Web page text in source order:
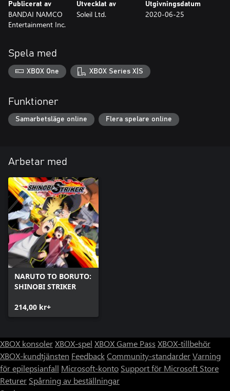
- Itachi
- Kisame
- Deidara
- Konan
- Kabuto
- Shikamaru
- Choji
- Hinata
Publicerat av
BANDAI NAMCO
Entertainment Inc.
Utvecklat av
Soleil Ltd.
Utgivningsdatum
2020-06-25
Spela med
XBOX One XBOX Series X|S
Funktioner
Samarbetsläge online Flera spelare online
Arbetar med
NARUTO TO BORUTO:
SHINOBI STRIKER
214,00 kr+
XBOX konsolerXBOX-spel XBOX Game Pass XBOX-tillbehör
XBOX-kundtjänsten FeedbackCommunity-standarderVarning
för epilepsianfall Microsoft-konto Support för Microsoft Store
Returer Spårning av beställningar